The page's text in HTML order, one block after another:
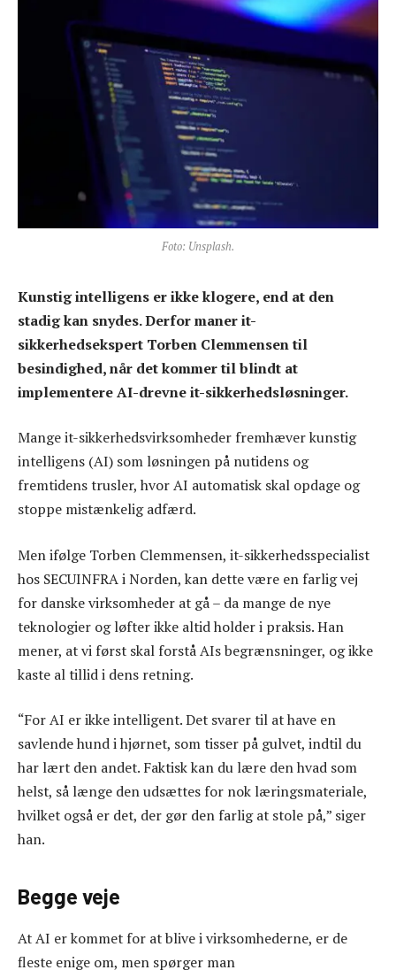
Foto: Unsplash.
Kunstig intelligens er ikke klogere, end at den
stadig kan snydes. Derfor maner it-
sikkerhedsekspert Torben Clemmensen til
besindighed, når det kommer til blindt at
implementere AI-drevne it-sikkerhedsløsninger.
Mange it-sikkerhedsvirksomheder fremhæver kunstig
intelligens (AI) som løsningen på nutidens og
fremtidens trusler, hvor AI automatisk skal opdage og
stoppe mistænkelig adfærd.
Men ifølge Torben Clemmensen, it-sikkerhedsspecialist
hos SECUINFRA i Norden, kan dette være en farlig vej
for danske virksomheder at gå – da mange de nye
teknologier og løfter ikke altid holder i praksis. Han
mener, at vi først skal forstå AIs begrænsninger, og ikke
kaste al tillid i dens retning.
“For AI er ikke intelligent. Det svarer til at have en
savlende hund i hjørnet, som tisser på gulvet, indtil du
har lært den andet. Faktisk kan du lære den hvad som
helst, så længe den udsættes for nok læringsmateriale,
hvilket også er det, der gør den farlig at stole på,” siger
han.
Begge veje
At AI er kommet for at blive i virksomhederne, er de
fleste enige om, men spørger man